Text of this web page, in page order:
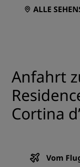
ALLE
Anfahrt
Cortina
Vom